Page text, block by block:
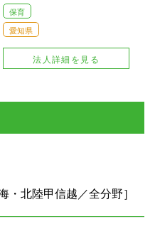
保育
愛知県
法人詳細を見る
・北陸甲信越／全分野］